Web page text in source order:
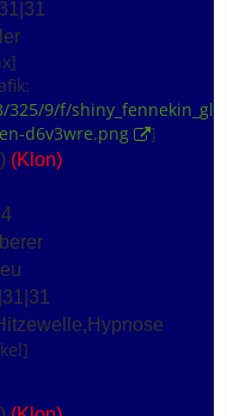
9/f/shiny_fennekin_gl
d6v3wre.png
]
(Klon)